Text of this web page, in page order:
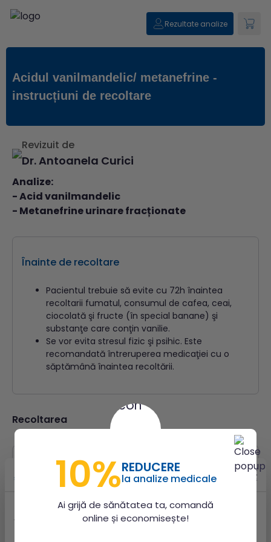
Acest site utilizează cookie-uri
Rezultate analize
Acidul vanilmandelic/ metanefrine -
instrucțiuni de recoltare
Revizuit de
Dr. Antoanela Curici
Analize:
-Acid vanilmandelic
- Metanefrine urinare fracționate
Înainte de recoltare
Pacientul trebuie să evite cu 72h înaintea
recoltarii fumatul, consumul de cafea, ceai,
ciocolată şi fructe (în special banane) şi
substanţe care conţin vanilie.
Se vor evita stresul fizic şi psihic. Este
recomandată întreruperea medicaţiei cu o
săptămână înaintea recoltării.
Recoltarea
La ora 7 dimineaţa pacientul urinează şi nu
păstrează această urină.
10%REDUCERE
la analize medicale
Ai grijă de sănătatea ta, comandă
online și economisește!